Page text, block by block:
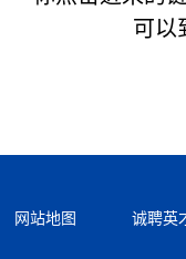
可以
网站地图 诚聘英